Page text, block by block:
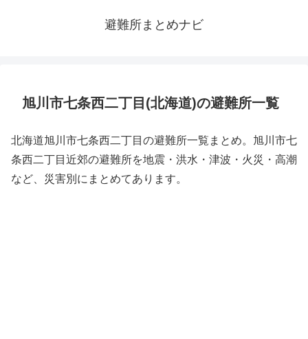
避難所まとめナビ
旭川市七条西二丁目(北海道)の避難所一覧
北海道旭川市七条西二丁目の避難所一覧まとめ。旭川市七
条西二丁目近郊の避難所を地震・洪水・津波・火災・高潮
など、災害別にまとめてあります。